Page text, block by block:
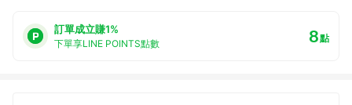
訂單成立賺1%
下單享LINE POINTS點數 8點